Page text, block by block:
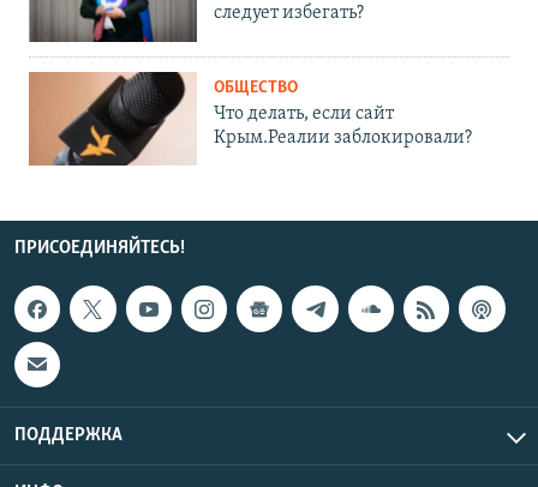
следует избегать?
ОБЩЕСТВО
Что делать, если сайт
Крым.Реалии заблокировали?
ПРИСОЕДИНЯЙТЕСЬ!
ПОДДЕРЖКА